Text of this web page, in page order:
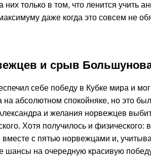
только в том, что ленится учить
даже когда это совсем не
и срыв
себе победу в Кубке мира и мог
на абсолютном спокойняке, но это
и желания норвежцев
Хотя получилось и физического:
с пятью норвежцами и,
шансы на очередную красивую